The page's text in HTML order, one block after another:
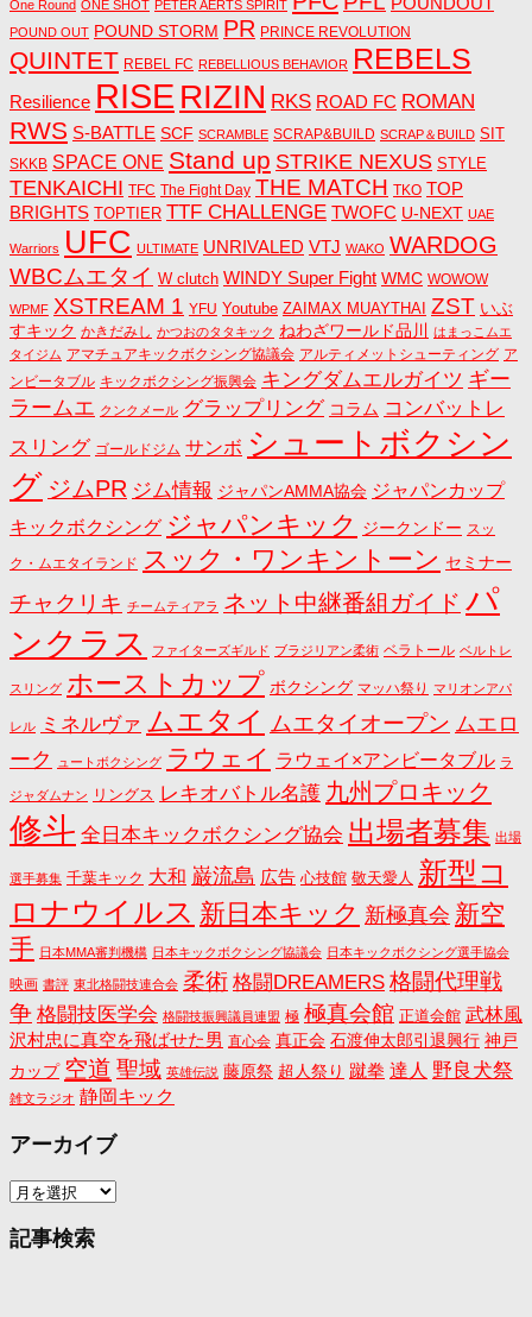
One Round ONE SHOT PETER AERTS SPIRIT
POUND OUT POUND STORM PR PRINCE REVOLUTION
QUINTET REBEL FC REBELLIOUS BEHAVIOR REBELS
Resilience RISE RIZIN RKS ROAD FC ROMAN
RWS S-BATTLE SCF SCRAMBLE SCRAP&BUILD SCRAP＆BUILD SIT
SKKB SPACE ONE Stand up STRIKE NEXUS STYLE
TENKAICHI TFC The Fight Day THE MATCH TKO TOP
BRIGHTS TOPTIER TTF CHALLENGE TWOFC U-NEXT UAE
Warriors UFC ULTIMATE UNRIVALED VTJ WAKO WARDOG
WBCムエタイ W clutch WINDY Super Fight WMC WOWOW
WPMF XSTREAM 1 YFU Youtube ZAIMAX MUAYTHAI ZST いぶ
すキック かきだみし かつおのタタキック ねわざワールド品川
はまっこムエ
タイジム アマチュアキックボクシング協議会 アルティメットシューティング ア
ンビータブル キックボクシング振興会 キングダムエルガイツ ギー
ラームエ クンクメール グラップリング コラム コンバットレ
スリング ゴールドジム サンボ シュートボクシン
グ ジムPR ジム情報 ジャパンAMMA協会 ジャパンカップ
キックボクシング ジャパンキック ジークンドー スッ
ク・ムエタイランド スック・ワンキントーン セミナー
チャクリキ チームティアラ ネット中継番組ガイド パ
ンクラス
ファイターズギルド ブラジリアン柔術 ベラトール ベルトレ
スリング ホーストカップ ボクシング マッハ祭り マリオンアパ
レル ミネルヴァ ムエタイ ムエタイオープン ムエロ
ーク
ュートボクシング ラウェイ ラウェイ×アンビータブル ラ
ジャダムナン リングス レキオバトル名護 九州プロキック
修斗 全日本キックボクシング協会 出場者募集 出場
選手募集 千葉キック 大和 巌流島 広告 心技館 敬天愛人 新型コ
ロナウイルス 新日本キック 新極真会 新空
手 日本MMA審判機構 日本キックボクシング協議会 日本キックボクシング選手協会
映画 書評 東北格闘技連合会 柔術 格闘DREAMERS 格闘代理戦
争 格闘技医学会 格闘技振興議員連盟 極 極真会館 正道会館 武林風
沢村忠に真空を飛ばせた男 直心会 真正会 石渡伸太郎引退興行 神戸
カップ 空道 聖域 英雄伝説 藤原祭 超人祭り 蹴拳 達人 野良犬祭
雑文ラジオ 静岡キック
アーカイブ
ア
カ
記事検索